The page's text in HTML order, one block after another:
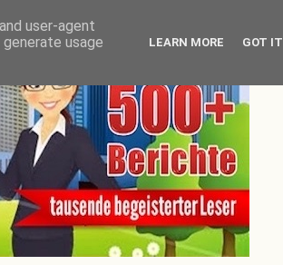
user-agent
usage
LEARN MORE GOT IT